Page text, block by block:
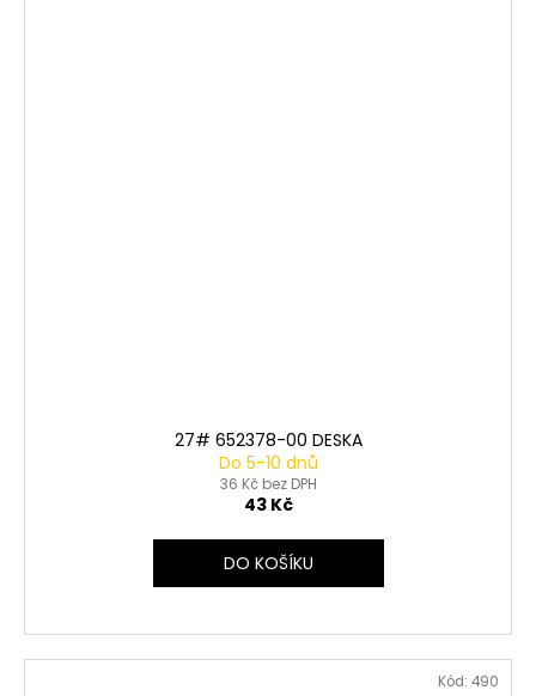
27# 652378-00 DESKA
Do 5-10 dnů
36 Kč bez DPH
43 Kč
DO KOŠÍKU
Kód: 490